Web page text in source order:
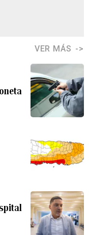
VER MÁS